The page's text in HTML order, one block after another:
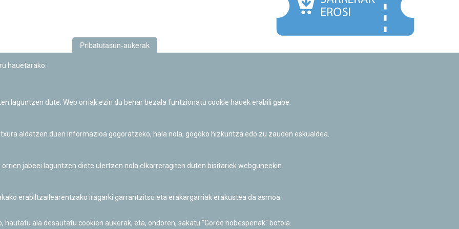
Informazio publikoa eskatzeko baimena
Pribatutasun-aukerak
hauetarako:
laguntzen dute. Web orriak ezin du behar bezala funtzionatu cookie hauek erabili gabe.
aldatzen duen informazioa gogoratzeko, hala nola, gogoko hizkuntza edo zu zauden eskualdea.
jabeei laguntzen diete ulertzen nola elkarreragiten duten bisitariek webguneekin.
erabiltzailearentzako iragarki garrantzitsu eta erakargarriak erakustea da asmoa.
ala desautatu cookien aukerak, eta, ondoren, sakatu "Gorde hobespenak" botoia.